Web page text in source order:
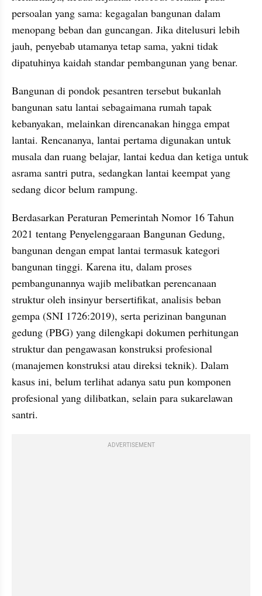
persoalan yang sama: kegagalan bangunan dalam
menopang beban dan guncangan. Jika ditelusuri lebih
jauh, penyebab utamanya tetap sama, yakni tidak
dipatuhinya kaidah standar pembangunan yang benar.
Bangunan di pondok pesantren tersebut bukanlah
bangunan satu lantai sebagaimana rumah tapak
kebanyakan, melainkan direncanakan hingga empat
lantai. Rencananya, lantai pertama digunakan untuk
musala dan ruang belajar, lantai kedua dan ketiga untuk
asrama santri putra, sedangkan lantai keempat yang
sedang dicor belum rampung.
Berdasarkan Peraturan Pemerintah Nomor 16 Tahun
2021 tentang Penyelenggaraan Bangunan Gedung,
bangunan dengan empat lantai termasuk kategori
bangunan tinggi. Karena itu, dalam proses
pembangunannya wajib melibatkan perencanaan
struktur oleh insinyur bersertifikat, analisis beban
gempa (SNI 1726:2019), serta perizinan bangunan
gedung (PBG) yang dilengkapi dokumen perhitungan
struktur dan pengawasan konstruksi profesional
(manajemen konstruksi atau direksi teknik). Dalam
kasus ini, belum terlihat adanya satu pun komponen
profesional yang dilibatkan, selain para sukarelawan
santri.
ADVERTISEMENT